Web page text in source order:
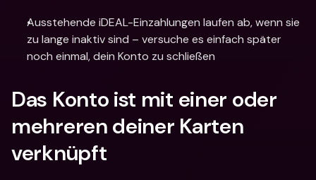
Ausstehende iDEAL-Einzahlungen laufen ab, wenn sie
zu lange inaktiv sind – versuche es einfach später
noch einmal, dein Konto zu schließen
Das Konto ist mit einer oder
mehreren deiner Karten
verknüpft